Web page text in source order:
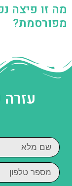
מה זו פיצה
מפורסמת?